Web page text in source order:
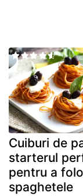
Cuiburi de
starterul
pentru a
spaghetele